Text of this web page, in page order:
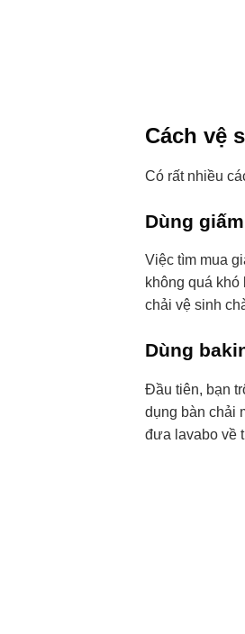
Cách vệ
Có rất nhiều
Dùng
Việc tìm mua
không quá
chải vệ sinh
Dùng
Đầu tiên, bạn
dụng bàn chải
đưa lavabo về